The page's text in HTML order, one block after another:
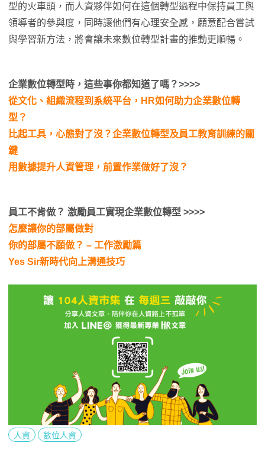
型的火車頭，而人資夥伴如何在這個轉型過程中保持員工與
領導者的參與度，同時讓他們有心理安全感，願意配合嘗試
與學習新方法，將會讓未來數位轉型計畫的推動更順暢。
企業數位轉型時，這些事你都知道了嗎？>>>>
從文化、組織流程到系統平台，HR如何助力企業數位轉
型？
比起工具，心態對了沒？企業數位轉型及員工教育訓練的關
鍵
用數據提升人資管理，前置作業做好了沒？
員工不肯做？ 激勵員工實現企業數位轉型 >>>>
怎麼讓你的部屬做對
你的部屬不願做？ – 工作激勵篇
Yes Sir新時代向上溝通技巧
人資 數位人資